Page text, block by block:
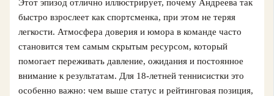
Этот эпизод отлично иллюстрирует, почему Андреева так
быстро взрослеет как спортсменка, при этом не теряя
легкости. Атмосфера доверия и юмора в команде часто
становится тем самым скрытым ресурсом, который
помогает переживать давление, ожидания и постоянное
внимание к результатам. Для 18-летней теннисистки это
особенно важно: чем выше статус и рейтинговая позиция,